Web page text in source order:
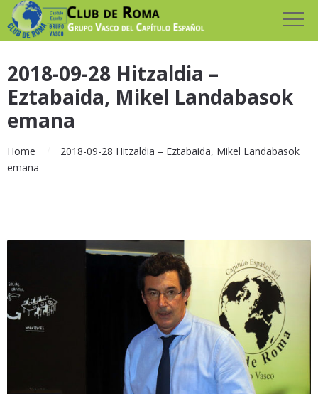
2018-09-28 Hitzaldia –
Eztabaida, Mikel Landabasok
emana
Home
2018-09-28 Hitzaldia – Eztabaida, Mikel Landabasok
emana